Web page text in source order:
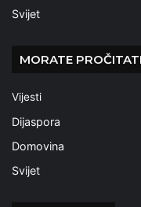
Svijet
MORATE PROČITATI
Vijesti
Dijaspora
Domovina
Svijet